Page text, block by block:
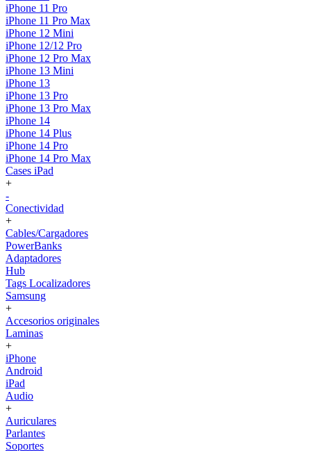
iPhone 11 Pro
iPhone 11 Pro Max
iPhone 12 Mini
iPhone 12/12 Pro
iPhone 12 Pro Max
iPhone 13 Mini
iPhone 13
iPhone 13 Pro
iPhone 13 Pro Max
iPhone 14
iPhone 14 Plus
iPhone 14 Pro
iPhone 14 Pro Max
Cases iPad
+
-
Conectividad
+
Cables/Cargadores
PowerBanks
Adaptadores
Hub
Tags Localizadores
Samsung
+
Accesorios originales
Laminas
+
iPhone
Android
iPad
Audio
+
Auriculares
Parlantes
Soportes